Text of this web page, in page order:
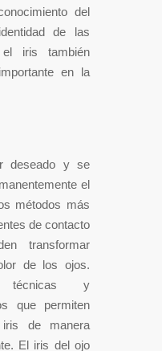
del
de las
el iris también
en la
deseado y se
el
métodos más
de contacto
transformar
de los ojos.
técnicas y
que permiten
de manera
El iris del ojo